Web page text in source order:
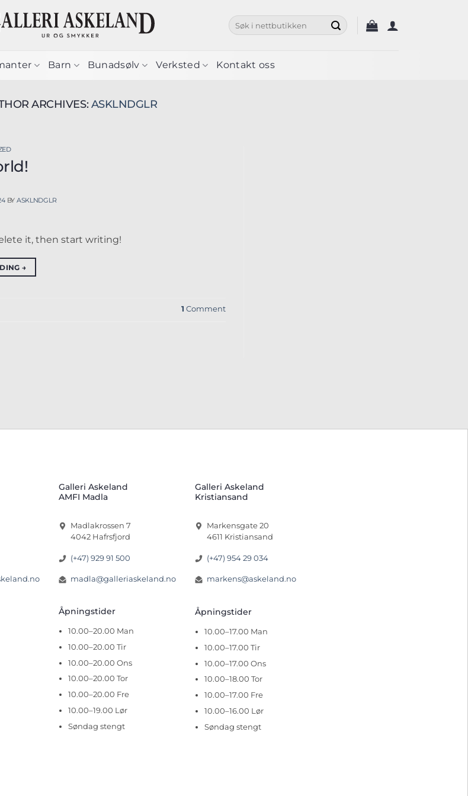
Søk
etter:
Barn Bunadsølv Verksted Kontakt oss
ARCHIVES:ASKLNDGLR
BY ASKLNDGLR
it, then start writing!
→
1 Comment
Galleri Askeland
AMFI Madla
Madlakrossen 7
4042 Hafrsfjord
(+47) 929 91 500
madla@galleriaskeland.no
Åpningstider
10.00–20.00 Man
10.00–20.00 Tir
10.00–20.00 Ons
10.00–20.00 Tor
10.00–20.00 Fre
10.00–19.00 Lør
Søndag stengt
Galleri Askeland
Kristiansand
Markensgate 20
4611 Kristiansand
(+47) 954 29 034
markens@askeland.no
Åpningstider
10.00–17.00 Man
10.00–17.00 Tir
10.00–17.00 Ons
10.00–18.00 Tor
10.00–17.00 Fre
10.00–16.00 Lør
Søndag stengt